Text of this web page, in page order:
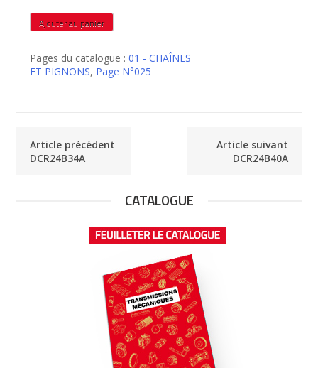
quantité
de
Ajouter au panier
Pages du catalogue :01 - CHAÎNES
ET PIGNONS, Page N°025
Article précédent
DCR24B34A
Article suivant
DCR24B40A
CATALOGUE